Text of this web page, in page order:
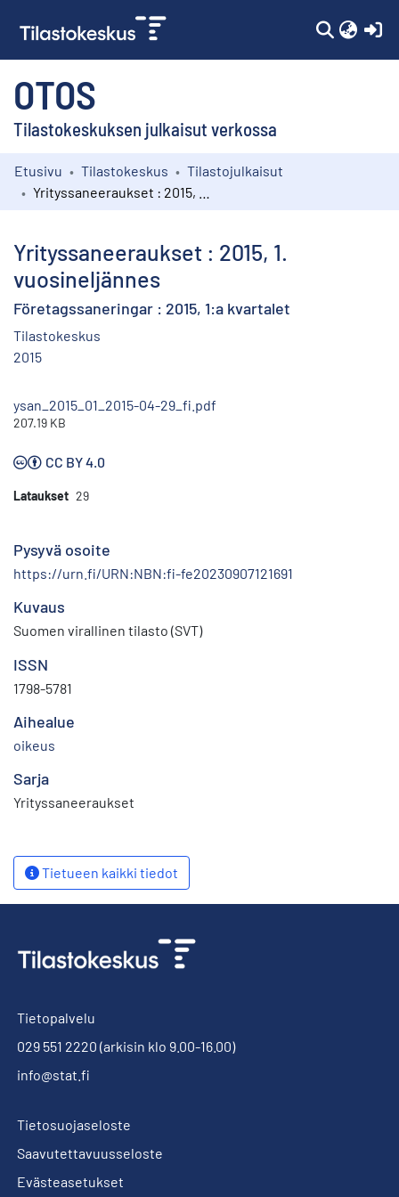
OTOS
Tilastokeskuksen julkaisut verkossa
Kokoelmat
Etusivu Tilastokeskus
Tilastojulkaisut
Yrityssaneeraukset : 2015, 1.
vuosineljännes
Företagssaneringar : 2015, 1:a kvartalet
Tilastokeskus
2015
ysan_2015_01_2015-04-29_fi.pdf
207.19 KB
CC BY 4.0
Lataukset 29
Pysyvä osoite
https://urn.fi/URN:NBN:fi-fe20230907121691
Kuvaus
Suomen virallinen tilasto (SVT)
ISSN
1798-5781
Aihealue
oikeus
Sarja
Yrityssaneeraukset
Tietueen kaikki tiedot
Tietopalvelu
029 551 2220 (arkisin klo 9.00-16.00)
info@stat.fi
Tietosuojaseloste
Saavutettavuusseloste
Evästeasetukset